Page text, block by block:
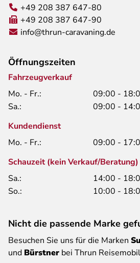
+49 208 387 647-80
+49 208 387 647-90
info@thrun-caravaning.de
Öffnungszeiten
Fahrzeugverkauf
Mo. - Fr.:
09:00 -
Sa.:
09:00 -
Kundendienst
Mo. - Fr.:
09:00 -
Schauzeit (kein Verkauf/Beratung)
Sa.:
14:00 -
So.:
10:00 -
Nicht die passende Marke
Besuchen Sie uns für die Marken
und Bürstner bei Thrun